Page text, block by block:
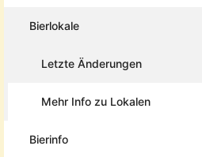
Bierlokale
Letzte Änderungen
Mehr Info zu Lokalen
Bierinfo